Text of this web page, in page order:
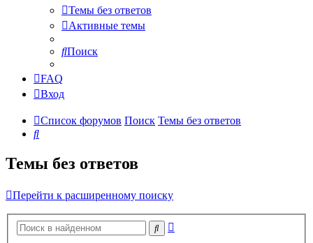
Темы без ответов
Активные темы
Поиск
FAQ
Вход
Список форумов Поиск Темы без ответов
Поиск
Темы без ответов
Перейти к расширенному поиску
Поиск